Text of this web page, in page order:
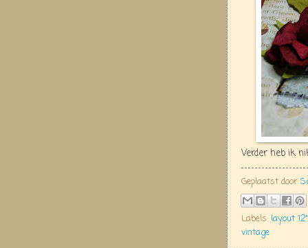
Verder heb ik
Geplaatst door
Labels: layout
vintage